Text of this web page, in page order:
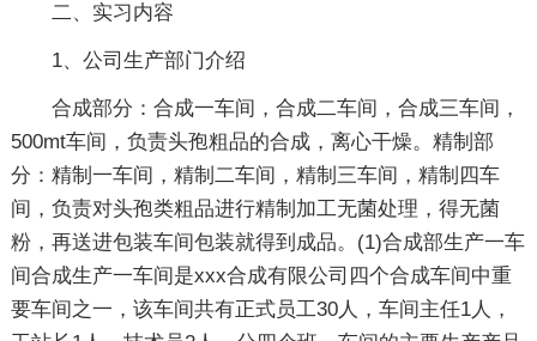
二、实习内容
1、公司生产部门介绍
合成部分：合成一车间，合成二车间，合成三车间，
500mt车间，负责头孢粗品的合成，离心干燥。精制部
分：精制一车间，精制二车间，精制三车间，精制四车
间，负责对头孢类粗品进行精制加工无菌处理，得无菌
粉，再送进包装车间包装就得到成品。(1)合成部生产一车
间合成生产一车间是xxx合成有限公司四个合成车间中重
要车间之一，该车间共有正式员工30人，车间主任1人，